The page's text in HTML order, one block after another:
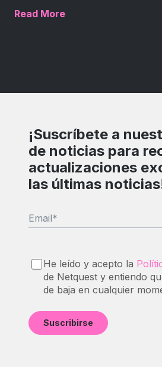
Read More
¡Suscríbete a
de noticias para
actualizaciones
las últimas
Email*
He leído y acepto la
de Netquest y entiendo
de baja en cualquier